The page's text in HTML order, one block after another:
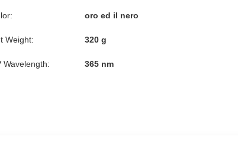
oro ed il nero
Weight: 320 g
Wavelength: 365 nm